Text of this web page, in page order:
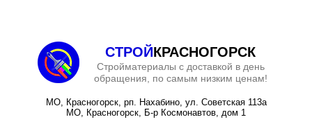
СТРОЙКРАСНОГОРСК
Стройматериалы с доставкой в день
обращения, по самым низким ценам!
МО, Красногорск, рп. Нахабино, ул. Советская 113а
МО, Красногорск, Б-р Космонавтов, дом 1